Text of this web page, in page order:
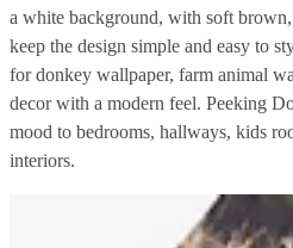
a white background, with soft
keep the design simple and easy to
for donkey wallpaper, farm animal
decor with a modern feel. Peeking
mood to bedrooms, hallways, kids
interiors.